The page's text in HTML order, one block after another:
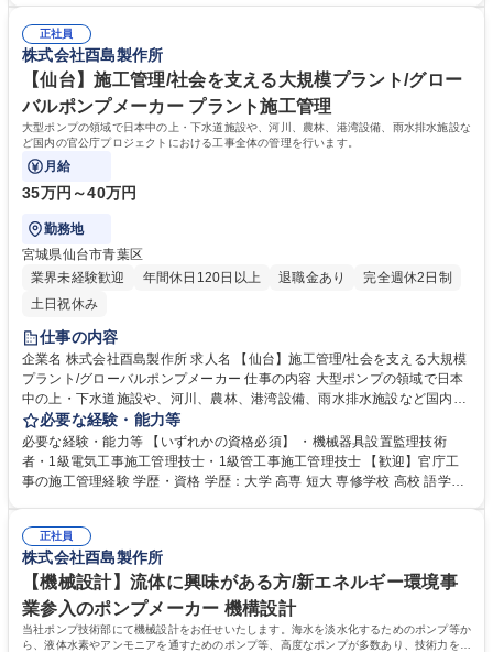
ルポンプメーカー/ベテラン歓迎
正社員
株式会社酉島製作所
【仙台】施工管理/社会を支える大規模プラント/グロー
バルポンプメーカー プラント施工管理
大型ポンプの領域で日本中の上・下水道施設や、河川、農林、港湾設備、雨水排水施設な
ど国内の官公庁プロジェクトにおける工事全体の管理を行います。
月給
35万円～40万円
勤務地
宮城県仙台市青葉区
業界未経験歓迎
年間休日120日以上 退職金あり
完全週休2日制
土日祝休み
仕事の内容
企業名 株式会社酉島製作所 求人名 【仙台】施工管理/社会を支える大規模
プラント/グローバルポンプメーカー 仕事の内容 大型ポンプの領域で日本
中の上・下水道施設や、河川、農林、港湾設備、雨水排水施設など国内の
官公庁プロジェクトにおける工事全体の管理を行います。 ■ポンプはプラ
ントの基幹装置でハイテクポンプメーカーであるため元請けとして、プロ
ジェクト全体を仕切ることが多くなります。■現場代理人として、工事計
画の策定、現場予算の管理、 現場の進捗管理、安全管理、品質管理等 プ
必要な経験・能力等
必要な経験・能力等 【いずれかの資格必須】 ・機械器具設置監理技術
者・1級電気工事施工管理技士・1級管工事施工管理技士 【歓迎】官庁工
事の施工管理経験 学歴・資格 学歴：大学 高専 短大 専修学校 高校 語学
正社員
株式会社酉島製作所
【機械設計】流体に興味がある方/新エネルギー環境事
業参入のポンプメーカー 機構設計
当社ポンプ技術部にて機械設計をお任せいたします。海水を淡水化するためのポンプ等か
ら、液体水素やアンモニアを通すためのポンプ等、高度なポンプが多数あり、技術力を養